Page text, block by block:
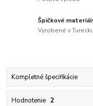
Špičkové
Vyrobené v Turecku
Kompletné špecifikácie
Hodnotenie 2